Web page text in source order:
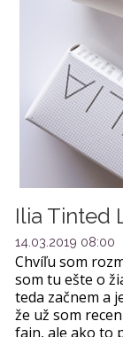
Ilia Tinted
14.03.2019 08:00
Chvíľu som
som tu ešte o
teda začnem a
že už som
fajn, ale ako to